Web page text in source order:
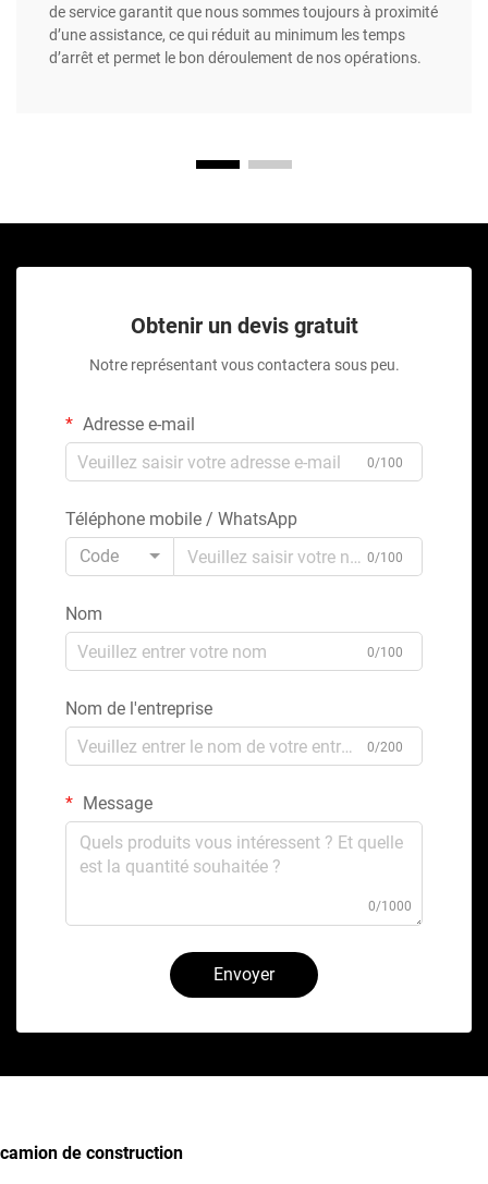
de service garantit que nous sommes toujours à proximité
d’une assistance, ce qui réduit au minimum les temps
d’arrêt et permet le bon déroulement de nos opérations.
Obtenir un devis gratuit
Notre représentant vous contactera sous peu.
Adresse e-mail
0/100
Téléphone mobile / WhatsApp
Code
0/100
Nom
0/100
Nom de l'entreprise
0/200
Message
0/1000
Envoyer
camion de construction